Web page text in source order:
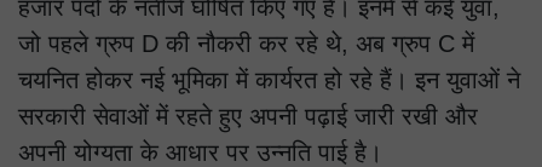
हजार पदों के नतीजे घोषित किए गए हैं। इनमें से कई युवा,
जो पहले ग्रुप D की नौकरी कर रहे थे, अब ग्रुप C में
चयनित होकर नई भूमिका में कार्यरत हो रहे हैं। इन युवाओं ने
सरकारी सेवाओं में रहते हुए अपनी पढ़ाई जारी रखी और
अपनी योग्यता के आधार पर उन्नति पाई है।